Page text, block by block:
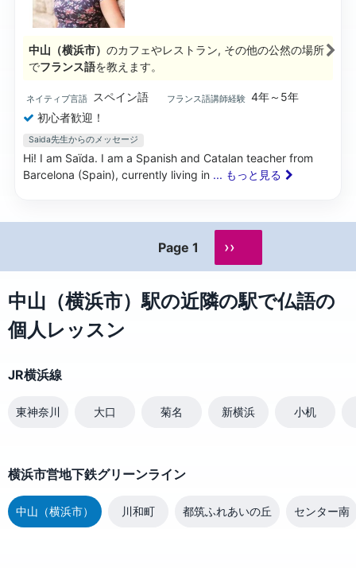
中山（横浜市） のカフェやレストラン, その他の公然の場所
でフランス語を教えます。
ネイティブ言語 スペイン語 フランス語講師経験 4年～5年
初心者歓迎！
Saida先生からのメッセージ
Hi! I am Saïda. I am a Spanish and Catalan teacher from
Barcelona (Spain), currently living in ... もっと見る
Page 1 ››
中山（横浜市）駅の近隣の駅で仏語の
個人レッスン
JR横浜線
東神奈川 大口 菊名 新横浜 小机
横浜市営地下鉄グリーンライン
中山（横浜市） 川和町 都筑ふれあいの丘 センター南